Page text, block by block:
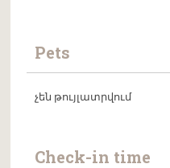
Pets
չեն թույլատրվում
Check-in time